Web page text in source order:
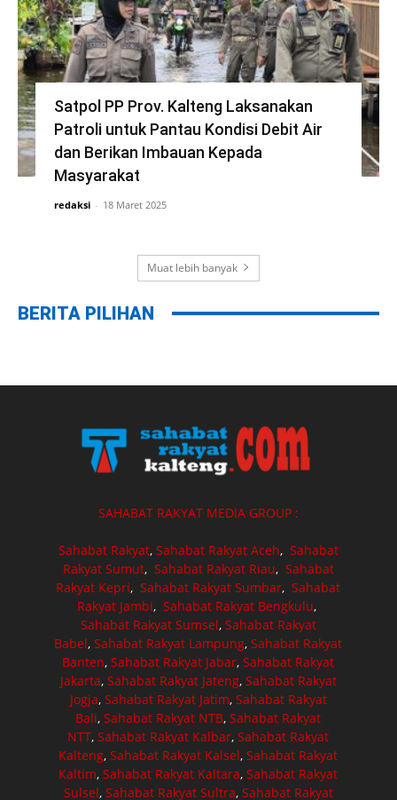
Satpol PP Prov. Kalteng Laksanakan
Patroli untuk Pantau Kondisi Debit Air
dan Berikan Imbauan Kepada
Masyarakat
redaksi - 18 Maret 2025
Muat lebih banyak
BERITA PILIHAN
SAHABAT RAKYAT MEDIA GROUP :
Sahabat Rakyat, Sahabat Rakyat Aceh, Sahabat
Rakyat Sumut, Sahabat Rakyat Riau, Sahabat
Rakyat Kepri,Sahabat Rakyat Sumbar,Sahabat
Rakyat Jambi, Sahabat Rakyat Bengkulu,
Sahabat Rakyat Sumsel, Sahabat Rakyat
Babel,Sahabat Rakyat Lampung,Sahabat Rakyat
Banten,Sahabat Rakyat Jabar,Sahabat Rakyat
Jakarta, Sahabat Rakyat Jateng, Sahabat Rakyat
Jogja, Sahabat Rakyat Jatim, Sahabat Rakyat
Bali,Sahabat Rakyat NTB,Sahabat Rakyat
NTT,Sahabat Rakyat Kalbar,Sahabat Rakyat
Kalteng,Sahabat Rakyat Kalsel,Sahabat Rakyat
Kaltim,Sahabat Rakyat Kaltara,Sahabat Rakyat
Sulsel, Sahabat Rakyat Sultra, Sahabat Rakyat